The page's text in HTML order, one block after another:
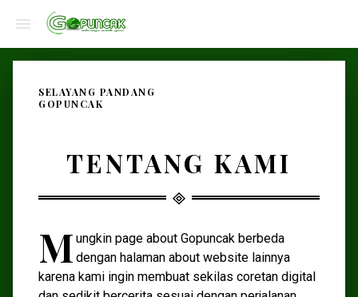
SELAYANG PANDANG
GOPUNCAK
TENTANG KAMI
M ungkin page about Gopuncak berbeda
dengan halaman about website lainnya
karena kami ingin membuat sekilas coretan digital